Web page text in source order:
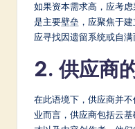
如果资本需求高，应考
是主要壁垒，应聚焦于
应寻找因遗留系统或自满
2. 供应商
在此语境下，供应商并
业而言，供应商包括云